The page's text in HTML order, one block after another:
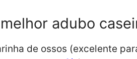
adubo
de ossos (excelente